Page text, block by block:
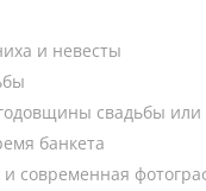
и невесты
свадьбы
банкета
и современная